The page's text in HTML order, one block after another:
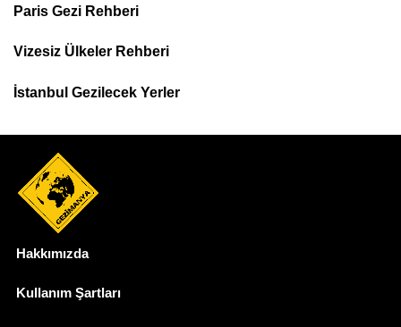
Top
Menu
Paris Gezi Rehberi
Vizesiz Ülkeler Rehberi
İstanbul Gezilecek Yerler
Hakkımızda
Kullanım Şartları